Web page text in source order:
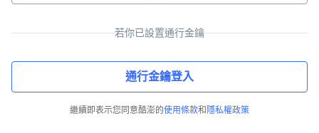
若你已設置通行金鑰
通行金鑰登入
繼續即表示您同意酷澎的使用條款和 隱私權政策